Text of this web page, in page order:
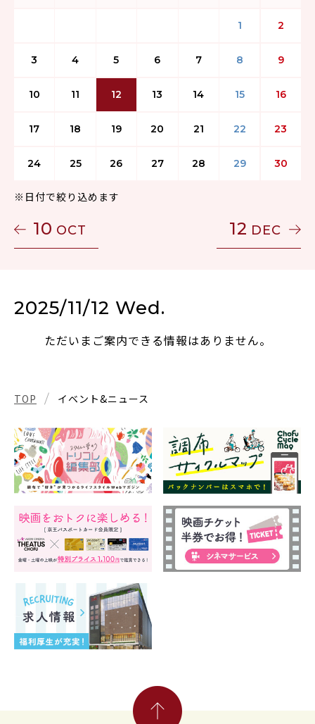
10 OCT
1 2
3 4 5 6 7 8 9
10 11 12 13 14 15 16
17 18 19 20 21 22 23
24 25 26 27 28 29 30
※日付で絞り込めます
12 DEC
2025/11/12 Wed.
ただいまご案内できる情報はありません。
TOP イベント&ニュース